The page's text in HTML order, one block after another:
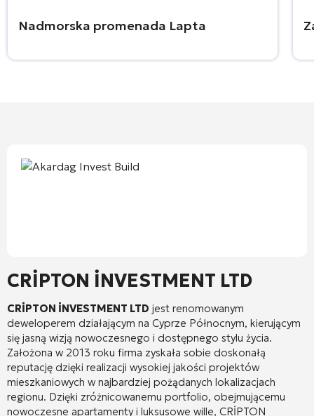
Nadmorska promenada Lapta
CRİPTON İNVESTMENT LTD
CRİPTON İNVESTMENT LTD jest renomowanym
deweloperem działającym na Cyprze Północnym, kierującym
się jasną wizją nowoczesnego i dostępnego stylu życia.
Założona w 2013 roku firma zyskała sobie doskonałą
reputację dzięki realizacji wysokiej jakości projektów
mieszkaniowych w najbardziej pożądanych lokalizacjach
regionu. Dzięki zróżnicowanemu portfolio, obejmującemu
nowoczesne apartamenty i luksusowe wille, CRİPTON